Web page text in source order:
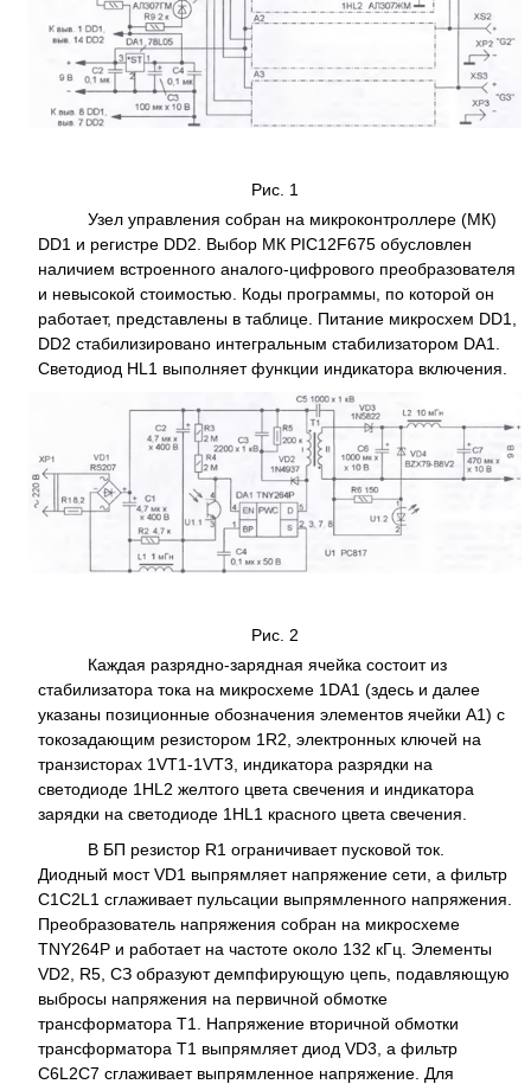
Рис. 1
Узел управления собран на микроконтроллере (МК)
DD1 и регистре DD2. Выбор МК PIC12F675 обусловлен
наличием встроенного аналого-цифрового преобразователя
и невысокой стоимостью. Коды программы, по которой он
работает, представлены в таблице. Питание микросхем DD1,
DD2 стабилизировано интегральным стабилизатором DA1.
Светодиод HL1 выполняет функции индикатора включения.
Рис. 2
Каждая разрядно-зарядная ячейка состоит из
стабилизатора тока на микросхеме 1DA1 (здесь и далее
указаны позиционные обозначения элементов ячейки А1) с
токозадающим резистором 1R2, электронных ключей на
транзисторах 1VT1-1VT3, индикатора разрядки на
светодиоде 1HL2 желтого цвета свечения и индикатора
зарядки на светодиоде 1HL1 красного цвета свечения.
В БП резистор R1 ограничивает пусковой ток.
Диодный мост VD1 выпрямляет напряжение сети, а фильтр
C1C2L1 сглаживает пульсации выпрямленного напряжения.
Преобразователь напряжения собран на микросхеме
TNY264P и работает на частоте около 132 кГц. Элементы
VD2, R5, СЗ образуют демпфирующую цепь, подавляющую
выбросы напряжения на первичной обмотке
трансформатора Т1. Напряжение вторичной обмотки
трансформатора Т1 выпрямляет диод VD3, а фильтр
C6L2C7 сглаживает выпрямленное напряжение. Для